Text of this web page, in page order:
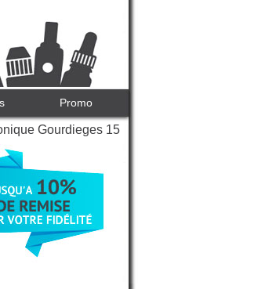
Gourdieges 15
Promo